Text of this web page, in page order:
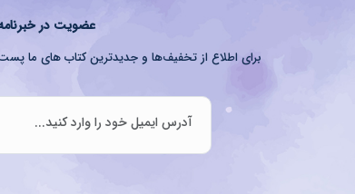
عضویت در
برای اطلاع از تخفیف‌ها و جدیدترین کتاب های ما پست